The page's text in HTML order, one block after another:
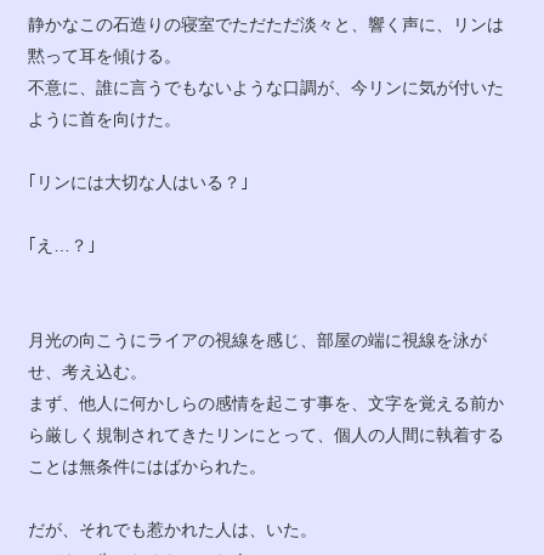
静かなこの石造りの寝室でただただ淡々と、響く声に、リンは
黙って耳を傾ける。
不意に、誰に言うでもないような口調が、今リンに気が付いた
ように首を向けた。
｢リンには大切な人はいる？｣
｢え…？｣
月光の向こうにライアの視線を感じ、部屋の端に視線を泳が
せ、考え込む。
まず、他人に何かしらの感情を起こす事を、文字を覚える前か
ら厳しく規制されてきたリンにとって、個人の人間に執着する
ことは無条件にはばかられた。
だが、それでも惹かれた人は、いた。